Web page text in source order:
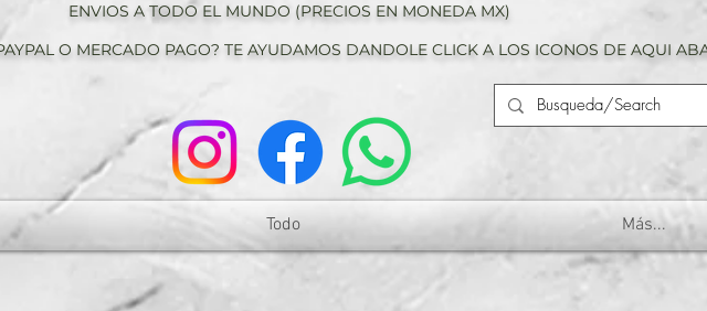
ENVIOS A TODO EL MUNDO (PRECIOS EN MONEDA MX)
O MERCADO PAGO? TE AYUDAMOS DANDOLE CLICK A LOS ICONOS DE AQUI
Todo Más...